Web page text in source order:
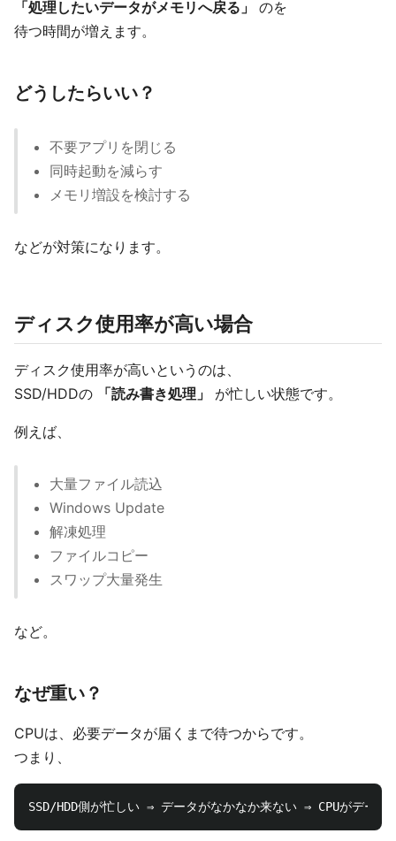
「処理したいデータがメモリへ戻る」
のを
待つ時間が増えます。
どうしたらいい？
不要アプリを閉じる
同時起動を減らす
メモリ増設を検討する
などが対策になります。
ディスク使用率が高い場合
ディスク使用率が高いというのは、
SSD/HDDの
「読み書き処理」 が忙しい状態です。
例えば、
大量ファイル読込
Windows Update
解凍処理
ファイルコピー
スワップ大量発生
など。
なぜ重い？
CPUは、必要データが届くまで待つからです。
つまり、